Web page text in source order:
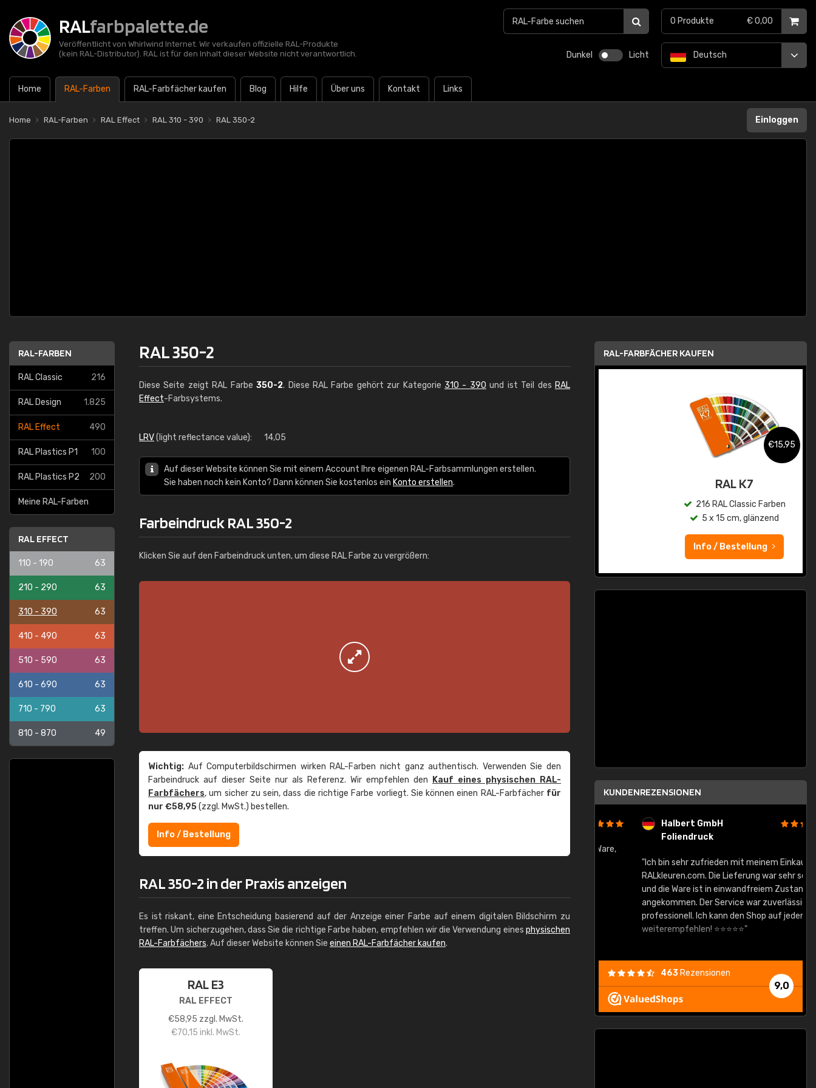
RALfarbpalette.de
Veröffentlicht von Whirlwind Internet. Wir verkaufen offizielle RAL-Produkte
(kein RAL-Distributor). RAL ist für den Inhalt dieser Website nicht verantwortlich.
Dunkel Licht
Home RAL-Farben RAL-Farbfächer kaufen Blog Hilfe Über uns Kontakt Links
Deutsch
0 Produkte € 0,00
Home RAL-Farben RAL Effect RAL 310 - 390 RAL 350-2 Einloggen
RAL-FARBEN
RAL Classic 216
RAL Design 1.825
RAL Effect 490
RAL Plastics P1 100
RAL Plastics P2 200
Meine RAL-Farben
RAL EFFECT
110 - 190 63
210 - 290 63
310 - 390 63
410 - 490 63
510 - 590 63
610 - 690 63
710 - 790 63
810 - 870 49
RAL 350-2
Diese Seite zeigt RAL Farbe350-2. Diese RAL Farbe gehört zur Kategorie 310 - 390 und ist Teil des RAL
Effect-Farbsystems.
LRV(light reflectance value): 14,05
Auf dieser Website können Sie mit einem Account Ihre eigenen RAL-Farbsammlungen erstellen.
Sie haben noch kein Konto? Dann können Sie kostenlos ein Konto erstellen.
Farbeindruck RAL 350-2
Klicken Sie auf den Farbeindruck unten, um diese RAL Farbe zu vergrößern:
Wichtig: Auf Computerbildschirmen wirken RAL-Farben nicht ganz authentisch. Verwenden Sie den
Farbeindruck auf dieser Seite nur als Referenz. Wir empfehlen den
Kauf eines physischen RAL-
Farbfächers, um sicher zu sein, dass die richtige Farbe vorliegt. Sie können einen RAL-Farbfächer für
nur €58,95(zzgl. MwSt.) bestellen.
Info / Bestellung
RAL 350-2 in der Praxis anzeigen
Es ist riskant, eine Entscheidung basierend auf der Anzeige einer Farbe auf einem digitalen Bildschirm zu
treffen. Um sicherzugehen, dass Sie die richtige Farbe haben, empfehlen wir die Verwendung eines physischen
RAL-Farbfächers. Auf dieser Website können Sie einen RAL-Farbfächer kaufen.
RAL E3
RAL EFFECT
€58,95 zzgl. MwSt.
€70,15 inkl. MwSt.
RAL-FARBFÄCHER KAUFEN
RAL K7 auf Wasserbasis
€15,95
RAL K7
216 RAL Classic Farben
5 x 15 cm, glänzend
Info / Bestellung
KUNDENREZENSIONEN
Halbert GmbH
Foliendruck
"Ich bin sehr zufrieden mit meinem Einkauf bei
RALkleuren.com. Die Lieferung war sehr schnell
und die Ware ist in einwandfreiem Zustand
angekommen. Der Service war zuverlässig und
professionell. Ich kann den Shop auf jeden Fall
weiterempfehlen! ⭐⭐⭐⭐⭐"
9,0
463 Rezensionen